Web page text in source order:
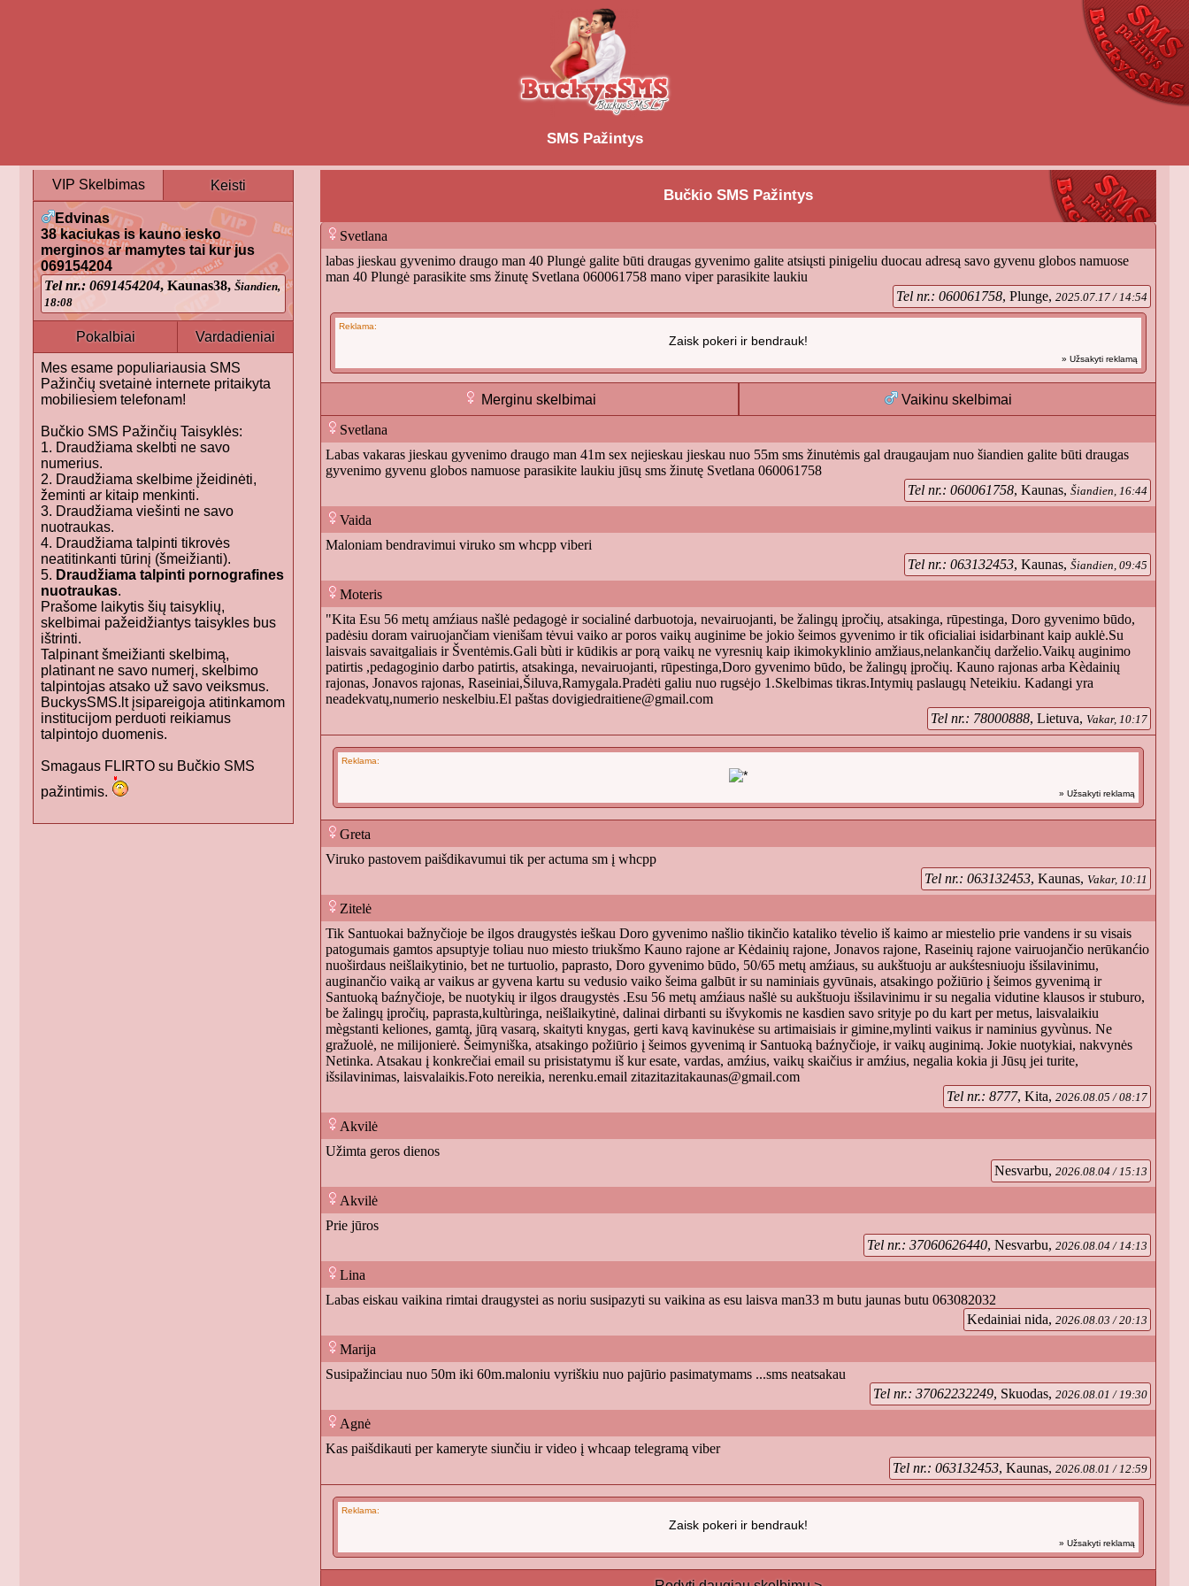
SMS Pažintys
VIP Skelbimas Keisti
Edvinas
38 kaciukas is kauno iesko
merginos ar mamytes tai kur jus
069154204
Tel nr.: 0691454204, Kaunas38, Šiandien,
18:08
Pokalbiai Vardadieniai
Mes esame populiariausia SMS
Pažinčių svetainė internete pritaikyta
mobiliesiem telefonam!
Bučkio SMS Pažinčių Taisyklės:
1. Draudžiama skelbti ne savo
numerius.
2. Draudžiama skelbime įžeidinėti,
žeminti ar kitaip menkinti.
3. Draudžiama viešinti ne savo
nuotraukas.
4. Draudžiama talpinti tikrovės
neatitinkanti tūrinį (šmeižianti).
5. Draudžiama talpinti pornografines
nuotraukas.
Prašome laikytis šių taisyklių,
skelbimai pažeidžiantys taisykles bus
ištrinti.
Talpinant šmeižianti skelbimą,
platinant ne savo numerį, skelbimo
talpintojas atsako už savo veiksmus.
BuckysSMS.lt įsipareigoja atitinkamom
institucijom perduoti reikiamus
talpintojo duomenis.
Smagaus FLIRTO su Bučkio SMS
pažintimis.
Bučkio SMS Pažintys
Svetlana
labas jieskau gyvenimo draugo man 40 Plungė galite būti draugas gyvenimo galite atsiųsti pinigeliu duocau adresą savo gyvenu globos namuose
man 40 Plungė parasikite sms žinutę Svetlana 060061758 mano viper parasikite laukiu
Tel nr.: 060061758, Plunge, 2025.07.17 / 14:54
Reklama:
Zaisk pokeri ir bendrauk!
» Užsakyti reklamą
Merginu skelbimai
Vaikinu skelbimai
Svetlana
Labas vakaras jieskau gyvenimo draugo man 41m sex nejieskau jieskau nuo 55m sms žinutėmis gal draugaujam nuo šiandien galite būti draugas
gyvenimo gyvenu globos namuose parasikite laukiu jūsų sms žinutę Svetlana 060061758
Tel nr.: 060061758, Kaunas, Šiandien, 16:44
Vaida
Maloniam bendravimui viruko sm whcpp viberi
Tel nr.: 063132453, Kaunas, Šiandien, 09:45
Moteris
"Kita Esu 56 metų amźiaus našlė pedagogė ir socialiné darbuotoja, nevairuojanti, be žalingų įpročių, atsakinga, rūpestinga, Doro gyvenimo būdo,
padėsiu doram vairuojančiam vienišam tėvui vaiko ar poros vaikų auginime be jokio šeimos gyvenimo ir tik oficialiai isidarbinant kaip auklė.Su
laisvais savaitgaliais ir Šventėmis.Gali bùti ir kūdikis ar porą vaikų ne vyresnių kaip ikimokyklinio amžiaus,nelankančių darželio.Vaikų auginimo
patirtis ,pedagoginio darbo patirtis, atsakinga, nevairuojanti, rūpestinga,Doro gyvenimo būdo, be žalingų įpročių. Kauno rajonas arba Kèdainių
rajonas, Jonavos rajonas, Raseiniai,Šiluva,Ramygala.Pradėti galiu nuo rugsėjo 1.Skelbimas tikras.Intymių paslaugų Neteikiu. Kadangi yra
neadekvatų,numerio neskelbiu.El paštas dovigiedraitiene@gmail.com
Tel nr.: 78000888, Lietuva, Vakar, 10:17
Reklama:
» Užsakyti reklamą
Greta
Viruko pastovem paišdikavumui tik per actuma sm į whcpp
Tel nr.: 063132453, Kaunas, Vakar, 10:11
Zitelė
Tik Santuokai bažnyčioje be ilgos draugystės ieškau Doro gyvenimo našlio tikinčio kataliko tėvelio iš kaimo ar miestelio prie vandens ir su visais
patogumais gamtos apsuptyje toliau nuo miesto triukšmo Kauno rajone ar Kėdainių rajone, Jonavos rajone, Raseinių rajone vairuojančio nerūkanćio
nuoširdaus neišlaikytinio, bet ne turtuolio, paprasto, Doro gyvenimo būdo, 50/65 metų amźiaus, su aukštuoju ar aukśtesniuoju išsilavinimu,
auginančio vaiką ar vaikus ar gyvena kartu su vedusio vaiko šeima galbūt ir su naminiais gyvūnais, atsakingo požiūrio į šeimos gyvenimą ir
Santuoką baźnyčioje, be nuotykių ir ilgos draugystės .Esu 56 metų amźiaus našlė su aukštuoju išsilavinimu ir su negalia vidutine klausos ir stuburo,
be žalingų įpročių, paprasta,kultùringa, neišlaikytinė, dalinai dirbanti su išvykomis ne kasdien savo srityje po du kart per metus, laisvalaikiu
mègstanti keliones, gamtą, jūrą vasarą, skaityti knygas, gerti kavą kavinukėse su artimaisiais ir gimine,mylinti vaikus ir naminius gyvùnus. Ne
gražuolė, ne milijonierė. Šeimyniška, atsakingo požiūrio į šeimos gyvenimą ir Santuoką baźnyčioje, ir vaikų auginimą. Jokie nuotykiai, nakvynės
Netinka. Atsakau į konkrečiai email su prisistatymu iš kur esate, vardas, amźius, vaikų skaičius ir amźius, negalia kokia ji Jūsų jei turite,
išsilavinimas, laisvalaikis.Foto nereikia, nerenku.email zitazitazitakaunas@gmail.com
Tel nr.: 8777, Kita, 2026.08.05 / 08:17
Akvilė
Užimta geros dienos
Nesvarbu, 2026.08.04 / 15:13
Akvilė
Prie jūros
Tel nr.: 37060626440, Nesvarbu, 2026.08.04 / 14:13
Lina
Labas eiskau vaikina rimtai draugystei as noriu susipazyti su vaikina as esu laisva man33 m butu jaunas butu 063082032
Kedainiai nida, 2026.08.03 / 20:13
Marija
Susipažinciau nuo 50m iki 60m.maloniu vyriškiu nuo pajūrio pasimatymams ...sms neatsakau
Tel nr.: 37062232249, Skuodas, 2026.08.01 / 19:30
Agnė
Kas paišdikauti per kameryte siunčiu ir video į whcaap telegramą viber
Tel nr.: 063132453, Kaunas, 2026.08.01 / 12:59
Reklama:
Zaisk pokeri ir bendrauk!
» Užsakyti reklamą